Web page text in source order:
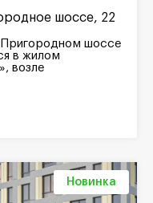
шоссе, 22
шоссе
в жилом
возле
Новинка